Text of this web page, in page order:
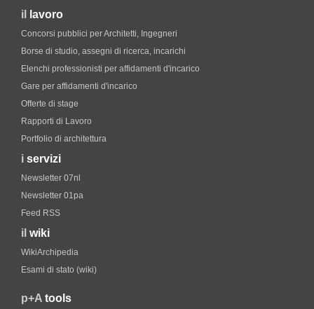
il lavoro
Concorsi pubblici per Architetti, Ingegneri
Borse di studio, assegni di ricerca, incarichi
Elenchi professionisti per affidamenti d'incarico
Gare per affidamenti d'incarico
Offerte di stage
Rapporti di Lavoro
Portfolio di architettura
i servizi
Newsletter 07nl
Newsletter 01pa
Feed RSS
il wiki
WikiArchipedia
Esami di stato (wiki)
p+A tools